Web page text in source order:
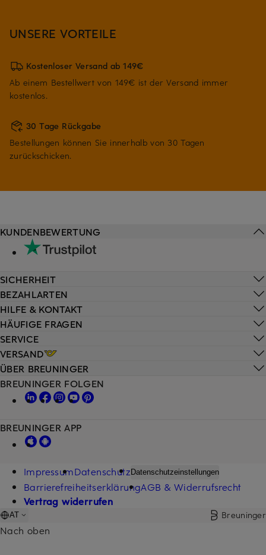
UNSERE VORTEILE
Kostenloser Versand ab 149€
Ab einem Bestellwert von 149€ ist der Versand immer
kostenlos.
30 Tage Rückgabe
Bestellungen können Sie innerhalb von 30 Tagen
zurückschicken.
HILFE & KONTAKT
HÄUFIGE FRAGEN
SERVICE
VERSAND
KUNDENBEWERTUNG
SICHERHEIT
BEZAHLARTEN
ÜBER BREUNINGER
BREUNINGER FOLGEN
BREUNINGER APP
ImpressumDatenschutz Datenschutzeinstellungen
BarrierefreiheitserklärungAGB & Widerrufsrecht
Vertrag widerrufen
AT Breuninger
Nach oben